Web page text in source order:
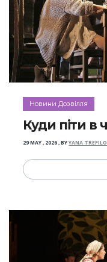
Новини Дозвілля
Куди піти в
29 MAY , 2026,BYYANA